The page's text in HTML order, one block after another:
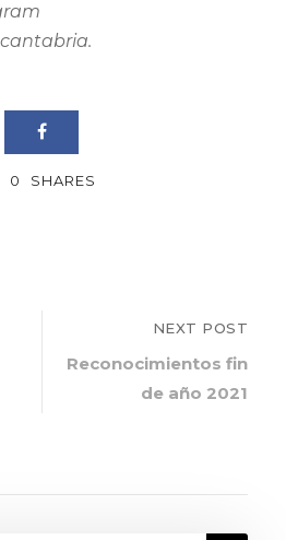
0 SHARES
NEXT POST
Reconocimientos fin
de año 2021